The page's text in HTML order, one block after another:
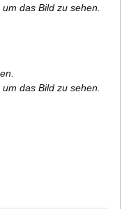
das Bild zu sehen.
das Bild zu sehen.